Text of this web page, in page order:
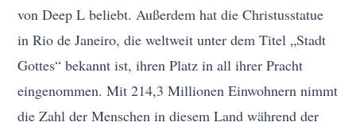
von Deep L beliebt. Außerdem hat die Christusstatue
in Rio de Janeiro, die weltweit unter dem Titel „Stadt
Gottes“ bekannt ist, ihren Platz in all ihrer Pracht
eingenommen. Mit 214,3 Millionen Einwohnern nimmt
die Zahl der Menschen in diesem Land während der